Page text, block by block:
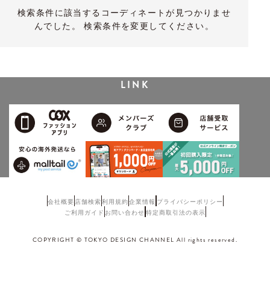
検索条件に該当するコーディネートが見つかりませ
んでした。 検索条件を変更してください。
LINK
会社概要 店舗検索利用規約企業情報 プライバシーポリシー
ご利用ガイド お問い合わせ 特定商取引法の表示
COPYRIGHT © TOKYO DESIGN CHANNEL All rights reserved.